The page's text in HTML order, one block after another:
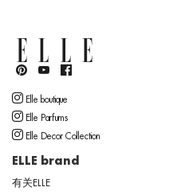
Elle boutique
Elle Parfums
Elle Decor Collection
ELLE brand
有关ELLE